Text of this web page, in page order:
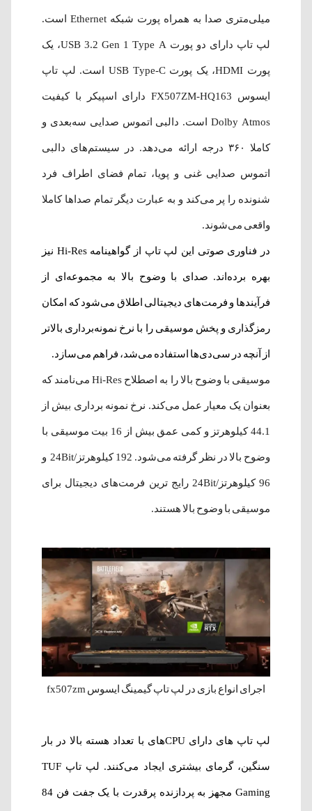
میلی‌متری صدا به همراه پورت شبکه Ethernet است.
لپ تاپ دارای دو پورت USB 3.2 Gen 1 Type A، یک
پورت HDMI، یک پورت USB Type-C است. لپ‌ تاپ
ایسوس FX507ZM-HQ163 دارای اسپیکر با کیفیت
Dolby Atmos است. دالبی اتموس صدایی سه‌بعدی و
کاملا ۳۶۰ درجه ارائه می‌دهد. در سیستم‌های دالبی
اتموس صدایی غنی و پویا، تمام فضای اطراف فرد
شنونده را پر می‌کند و به عبارت دیگر تمام صداها کاملا
واقعی می‌شوند.
در فناوری صوتی این لپ تاپ از گواهینامه Hi-Res نیز
بهره برده‌اند. صدای با وضوح بالا به مجموعه‌ای از
فرآیندها و فرمت‌های دیجیتالی اطلاق می‌شود که امکان
رمزگذاری و پخش موسیقی را با نرخ نمونه‌برداری بالاتر
از آنچه در سی‌دی‌ها استفاده می‌شد، فراهم می‌سازد.
موسیقی با وضوح بالا را به اصطلاح Hi-Res می‌نامند که
بعنوان یک معیار عمل می‌کند. نرخ نمونه برداری بیش از
44.1 کیلوهرتز و کمی عمق بیش از 16 بیت موسیقی با
وضوح بالا در نظر گرفته می‌شود. 192 کیلوهرتز/24Bit و
96 کیلوهرتز/24Bit رایج ترین فرمت‌های دیجیتال برای
موسیقی با وضوح بالا هستند.
اجرای انواع بازی در لپ تاپ گیمینگ ایسوس fx507zm
لپ تاپ های دارای CPUهای با تعداد هسته بالا در بار
سنگین، گرمای بیشتری ایجاد می‌کنند. لپ تاپ TUF
Gaming مجهز به پردازنده پرقدرت با یک جفت فن 84